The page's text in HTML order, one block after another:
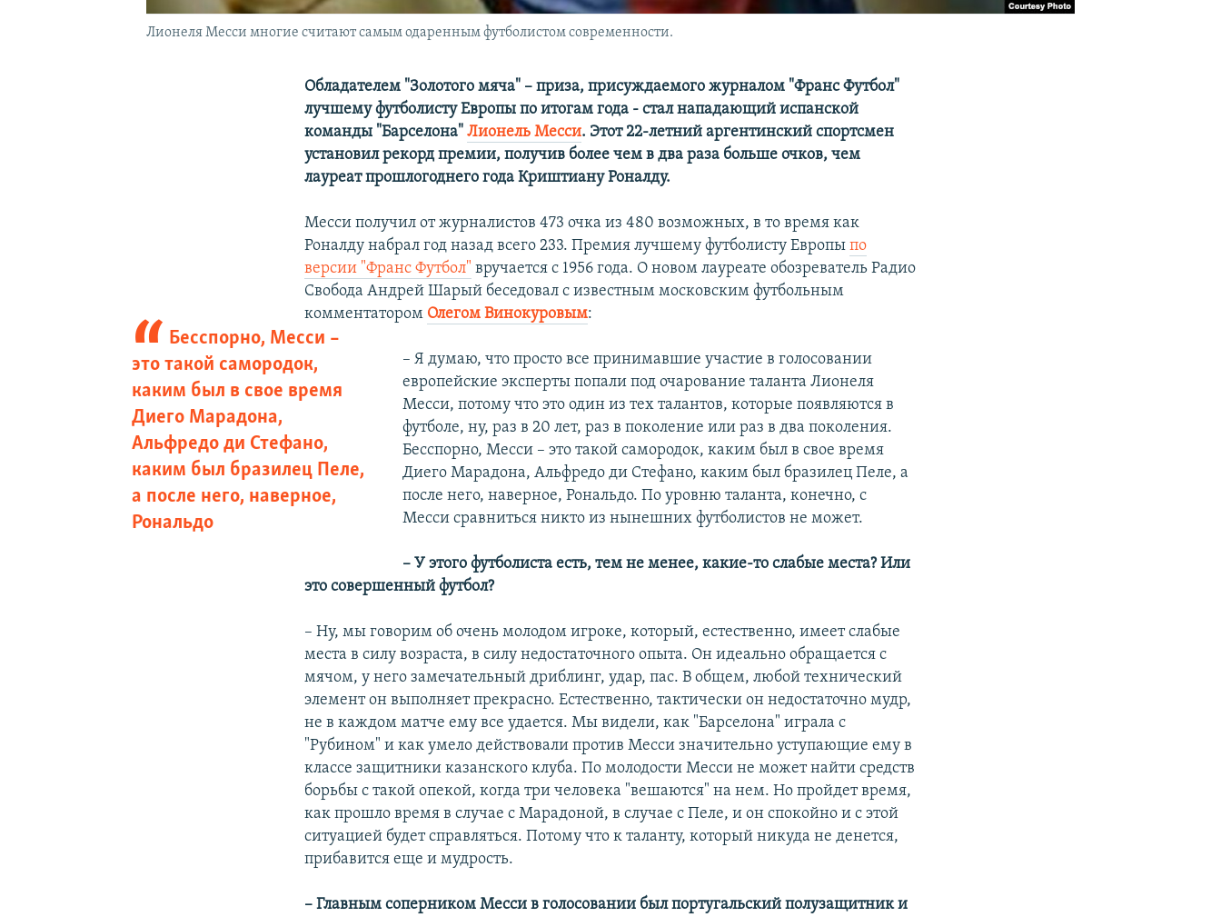
Лионеля Месси многие считают самым одаренным футболистом современности.
Обладателем "Золотого мяча" – приза, присуждаемого журналом "Франс Футбол"
лучшему футболисту Европы по итогам года - стал нападающий испанской
команды "Барселона"Лионель Месси. Этот 22-летний аргентинский спортсмен
установил рекорд премии, получив более чем в два раза больше очков, чем
лауреат прошлогоднего года Криштиану Роналду.
Месси получил от журналистов 473 очка из 480 возможных, в то время как
Роналду набрал год назад всего 233. Премия лучшему футболисту Европыпо
версии "Франс Футбол" вручается с 1956 года. О новом лауреате обозреватель Радио
Свобода Андрей Шарый беседовал с известным московским футбольным
комментатором Олегом Винокуровым:
Бесспорно, Месси –
это такой самородок,
каким был в свое время
Диего Марадона,
Альфредо ди Стефано,
каким был бразилец Пеле,
а после него, наверное,
Рональдо
– Я думаю, что просто все принимавшие участие в голосовании
европейские эксперты попали под очарование таланта Лионеля
Месси, потому что это один из тех талантов, которые появляются в
футболе, ну, раз в 20 лет, раз в поколение или раз в два поколения.
Бесспорно, Месси – это такой самородок, каким был в свое время
Диего Марадона, Альфредо ди Стефано, каким был бразилец Пеле, а
после него, наверное, Рональдо. По уровню таланта, конечно, с
Месси сравниться никто из нынешних футболистов не может.
– У этого футболиста есть, тем не менее, какие-то слабые места? Или
это совершенный футбол?
– Ну, мы говорим об очень молодом игроке, который, естественно, имеет слабые
места в силу возраста, в силу недостаточного опыта. Он идеально обращается с
мячом, у него замечательный дриблинг, удар, пас. В общем, любой технический
элемент он выполняет прекрасно. Естественно, тактически он недостаточно мудр,
не в каждом матче ему все удается. Мы видели, как "Барселона" играла с
"Рубином" и как умело действовали против Месси значительно уступающие ему в
классе защитники казанского клуба. По молодости Месси не может найти средств
борьбы с такой опекой, когда три человека "вешаются" на нем. Но пройдет время,
как прошло время в случае с Марадоной, в случае с Пеле, и он спокойно и с этой
ситуацией будет справляться. Потому что к таланту, который никуда не денется,
прибавится еще и мудрость.
– Главным соперником Месси в голосовании был португальский полузащитник и